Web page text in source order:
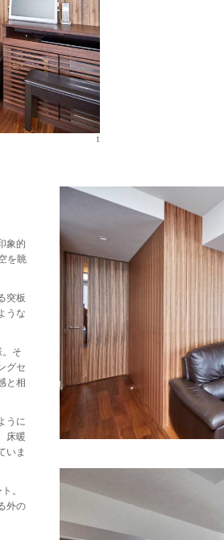
1
象的
を眺
突板
うな
。そ
グセ
と相
うに
床暖
いま
。
外の